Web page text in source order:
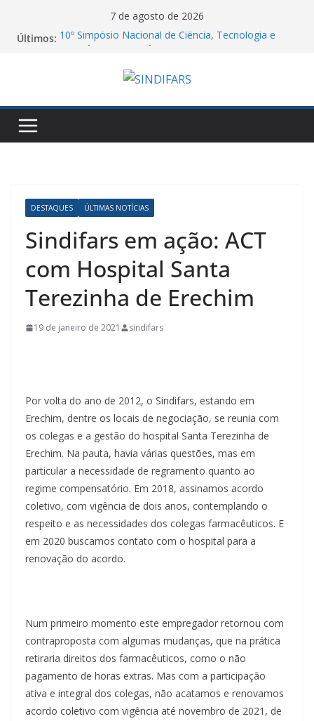
7 de agosto de 2026
Últimos: 10º Simpósio Nacional de Ciência, Tecnologia e
Sergs – VA GHC
Manifesto dos Farmacêuticos do Brasil a
DESTAQUES ÚLTIMAS NOTÍCIAS
Sindifars em ação: ACT
com Hospital Santa
Terezinha de Erechim
19 de janeiro de 2021 sindifars
Por volta do ano de 2012, o Sindifars, estando em
Erechim, dentre os locais de negociação, se reunia com
os colegas e a gestão do hospital Santa Terezinha de
Erechim. Na pauta, havia várias questões, mas em
particular a necessidade de regramento quanto ao
regime compensatório. Em 2018, assinamos acordo
coletivo, com vigência de dois anos, contemplando o
respeito e as necessidades dos colegas farmacêuticos. E
em 2020 buscamos contato com o hospital para a
renovação do acordo.
Num primeiro momento este empregador retornou com
contraproposta com algumas mudanças, que na prática
retiraria direitos dos farmacêuticos, como o não
pagamento de horas extras. Mas com a participação
ativa e integral dos colegas, não acatamos e renovamos
acordo coletivo com vigência até novembro de 2021, de